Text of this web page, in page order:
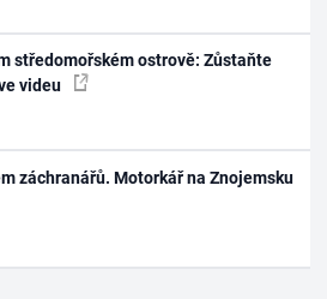
středomořském ostrově: Zůstaňte
videu
záchranářů. Motorkář na Znojemsku